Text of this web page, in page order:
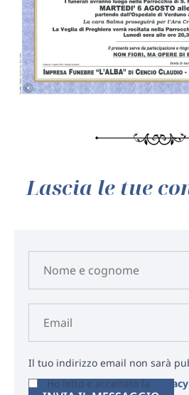
Lascia le tue
Il tuo indirizzo email non sarà
Ho letto e accettato la